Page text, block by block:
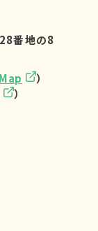
番地の8
）
）